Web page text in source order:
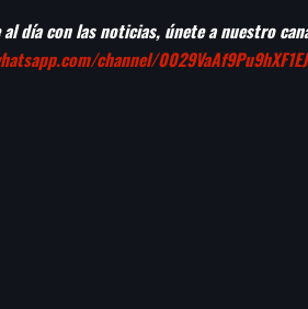
día con las noticias, únete a nuestro
channel/